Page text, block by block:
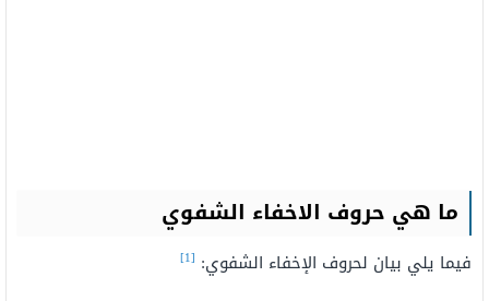
ما هي حروف الاخفاء الشفوي
فيما يلي بيان لحروف الإخفاء الشفوي: [1]